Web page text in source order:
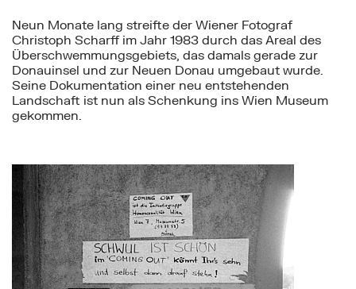
Neun Monate lang streifte der Wiener Fotograf
Christoph Scharff im Jahr 1983 durch das Areal des
Überschwemmungsgebiets, das damals gerade zur
Donauinsel und zur Neuen Donau umgebaut wurde.
Seine Dokumentation einer neu entstehenden
Landschaft ist nun als Schenkung ins Wien Museum
gekommen.
Mehr zu: Coming Out: Die erste emanzipatorische